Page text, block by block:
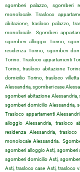
sgomberi palazzo, sgomberi
monolocale. Trasloco
abitazione, trasloco palazzo,
monolocale. Sgomberi
sgomberi alloggio Torino,
residenza Torino, sgomberi
Torino. Trasloco appartamenti
Torino, trasloco abitazione
domicilio Torino, trasloco
Alessandria, sgomberi case
sgomberi abitazione
sgomberi domicilio Alessandria,
Trasloco appartamenti
alloggio Alessandria, trasloco
residenza Alessandria,
monolocale Alessandria.
sgomberi alloggio Asti, sgomberi
sgomberi domicilio Asti,
Asti, trasloco case Asti, trasloco